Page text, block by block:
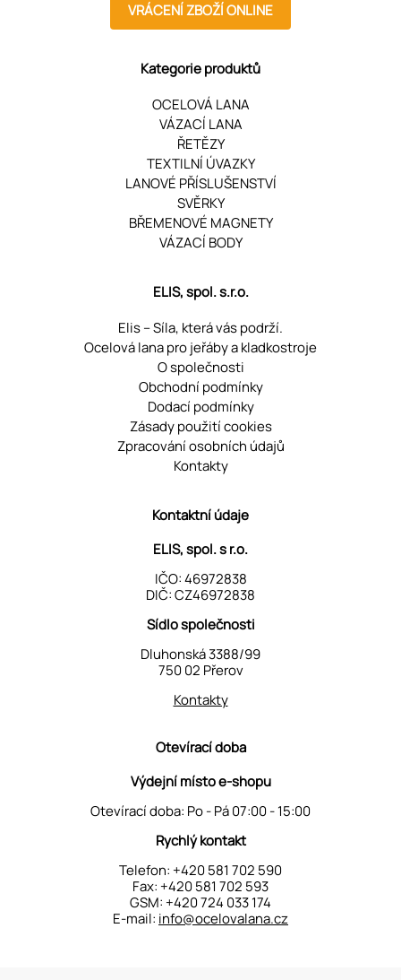
VRÁCENÍ ZBOŽÍ ONLINE
Kategorie produktů
OCELOVÁ LANA
VÁZACÍ LANA
ŘETĚZY
TEXTILNÍ ÚVAZKY
LANOVÉ PŘÍSLUŠENSTVÍ
SVĚRKY
BŘEMENOVÉ MAGNETY
VÁZACÍ BODY
ELIS, spol. s.r.o.
Elis – Síla, která vás podrží.
Ocelová lana pro jeřáby a kladkostroje
O společnosti
Obchodní podmínky
Dodací podmínky
Zásady použití cookies
Zpracování osobních údajů
Kontakty
Kontaktní údaje
ELIS, spol. s r.o.
IČO: 46972838
DIČ: CZ46972838
Sídlo společnosti
Dluhonská 3388/99
750 02 Přerov
Kontakty
Otevírací doba
Výdejní místo e-shopu
Otevírací doba: Po - Pá 07:00 - 15:00
Rychlý kontakt
Telefon: +420 581 702 590
Fax: +420 581 702 593
GSM: +420 724 033 174
E-mail: info@ocelovalana.cz